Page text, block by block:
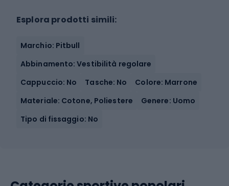
Esplora prodotti simili:
Marchio: Pitbull
Abbinamento: Vestibilità regolare
Cappuccio: No
Tasche: No
Colore: Marrone
Materiale: Cotone, Poliestere
Genere: Uomo
Tipo di fissaggio: No